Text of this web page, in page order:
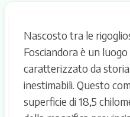
Nascosto tra le
Fosciandora è un
caratterizzato da
inestimabili. Questo
superficie di 18,5